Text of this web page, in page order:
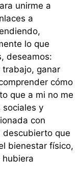
unirme a
a
lo que
deseamos:
trabajo, ganar
cómo
que a mi no me
y
con
que
bienestar físico,